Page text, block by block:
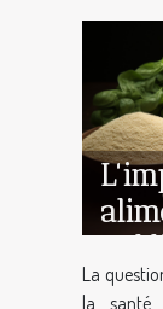
La
la santé